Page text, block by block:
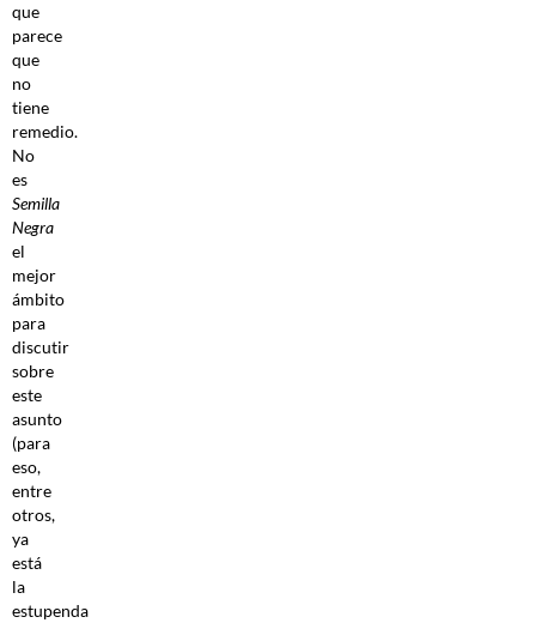
que
parece
que
no
tiene
remedio.
No
es
Semilla
Negra
el
mejor
ámbito
para
discutir
sobre
este
asunto
(para
eso,
entre
otros,
ya
está
la
estupenda